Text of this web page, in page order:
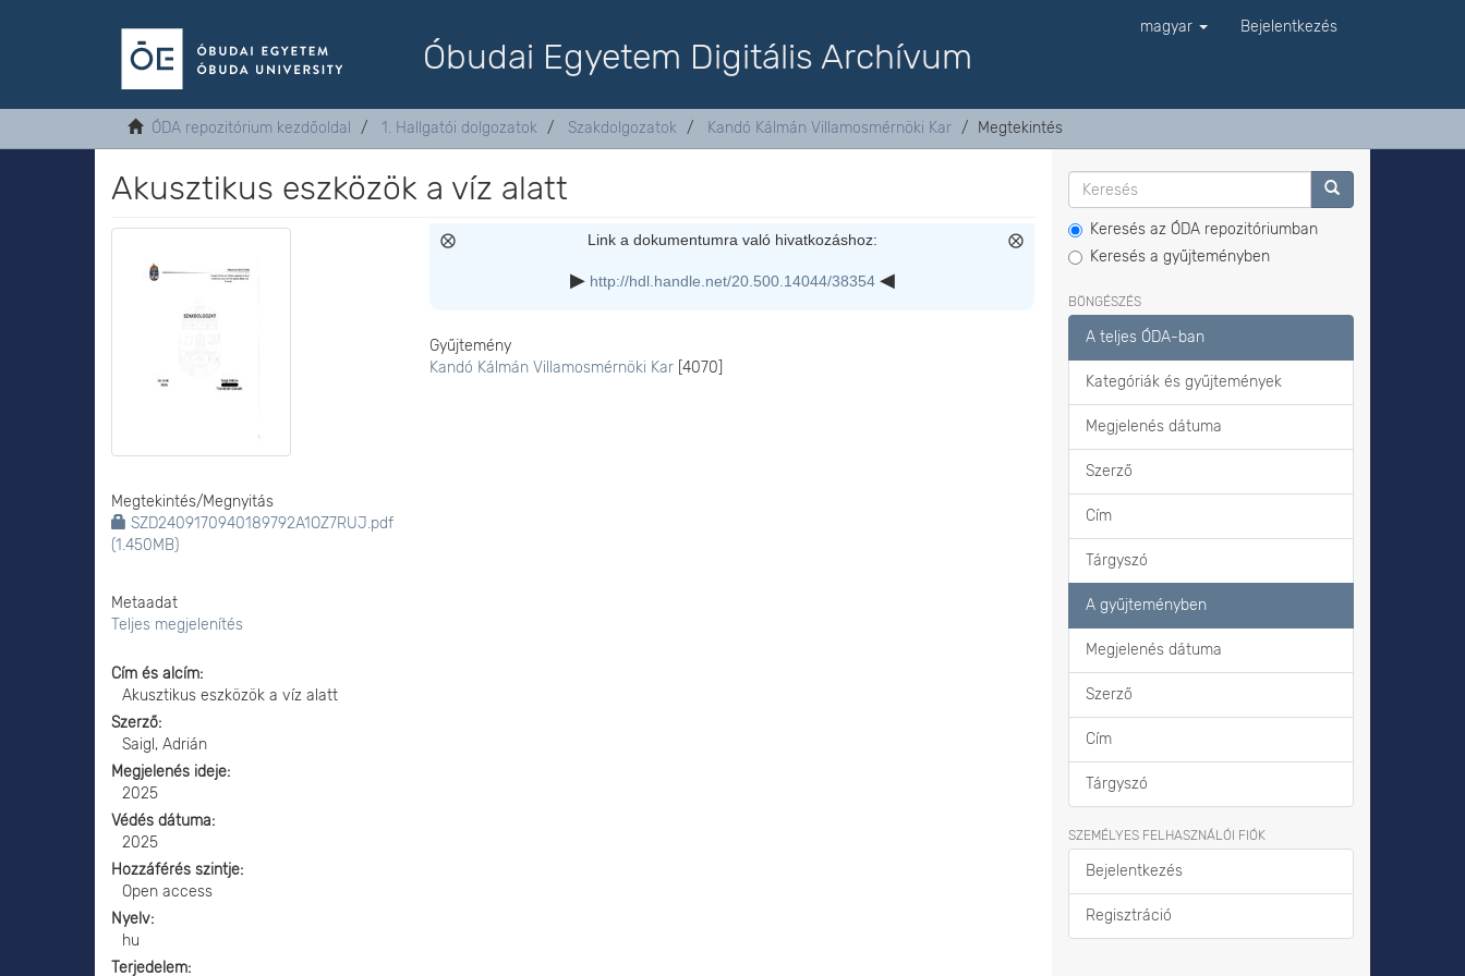
Óbudai Egyetem Digitális Archívum
magyar Bejelentkezés
ÓDA repozitórium kezdőoldal 1. Hallgatói dolgozatok Szakdolgozatok Kandó Kálmán Villamosmérnöki Kar Megtekintés
Akusztikus eszközök a víz alatt
Megtekintés/Megnyitás
SZD2409170940189792A1OZ7RUJ.pdf
(1.450MB)
Metaadat
Teljes megjelenítés
Link a dokumentumra való hivatkozáshoz:
http://hdl.handle.net/20.500.14044/38354
Gyűjtemény
Kandó Kálmán Villamosmérnöki Kar [4070]
Cím és alcím
Akusztikus eszközök a víz alatt
Szerző
Saigl, Adrián
Megjelenés ideje
2025
Védés dátuma
2025
Hozzáférés szintje
Open access
Nyelv
hu
Terjedelem
Keresés az ÓDA repozitóriumban
Keresés a gyűjteményben
BÖNGÉSZÉS
A teljes ÓDA-ban
Kategóriák és gyűjtemények
Megjelenés dátuma
Szerző
Cím
Tárgyszó
A gyűjteményben
Megjelenés dátuma
Szerző
Cím
Tárgyszó
SZEMÉLYES FELHASZNÁLÓI FIÓK
Bejelentkezés
Regisztráció